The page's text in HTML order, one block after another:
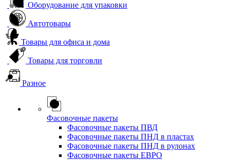
Оборудование для упаковки
Автотовары
Товары для офиса и дома
Товары для торговли
Разное
Фасовочные пакеты
Фасовочные пакеты ПВД
Фасовочные пакеты ПНД в пластах
Фасовочные пакеты ПНД в рулонах
Фасовочные пакеты ЕВРО